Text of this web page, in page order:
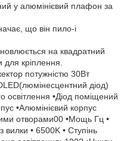
у алюмінієвий плафон за
що він пило-і
на квадратний
кріплення.
потужністю 30Вт
діод)
освітлення •Діод поміщений
•Алюмінієвий корпус
отворами00 •Мощь Гц •
• 6500K • Ступінь